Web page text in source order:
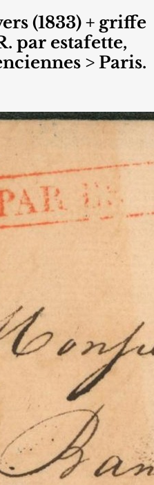
(1833) + griffe
par estafette,
> Paris.